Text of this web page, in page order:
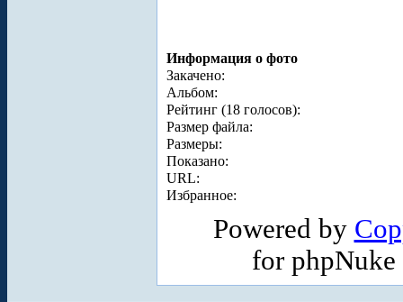
Информация о фото
Закачено:
Альбом:
Рейтинг (18 голосов):
Размер файла:
Размеры:
Показано:
URL:
Избранное:
Powered by
for